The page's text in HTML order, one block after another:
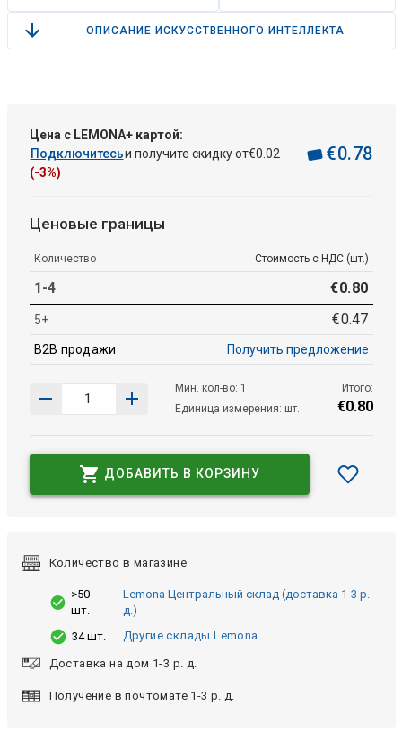
ОПИСАНИЕ ИСКУССТВЕННОГО ИНТЕЛЛЕКТА
Цена с LEMONA+ картой:
Подключитесьи получите скидку от€0 02
(-3%)
€0.78
Ценовые границы
Количество Стоимость с НДС (шт.)
1-4 €0.80
5+ €0.47
B2B продажи Получить предложение
Мин. кол-во: 1
Единица измерения: шт.
Итого:
€0.80
ДОБАВИТЬ В КОРЗИНУ
Количество в магазине
>50
шт.
Lemona Центральный склад (доставка 1-3 р.
д.)
34 шт.
Другие склады Lemona
Доставка на дом 1-3 р. д.
Получение в почтомате 1-3 р. д.